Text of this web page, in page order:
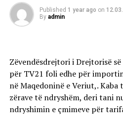
Published 1 year ago on
By admin
Zëvendësdrejtori i Drejtorisë së
për TV21 foli edhe për
në Maqedoninë e Veriut,. Kaba
zërave të ndryshëm, deri tani
ndryshimin e çmimeve për